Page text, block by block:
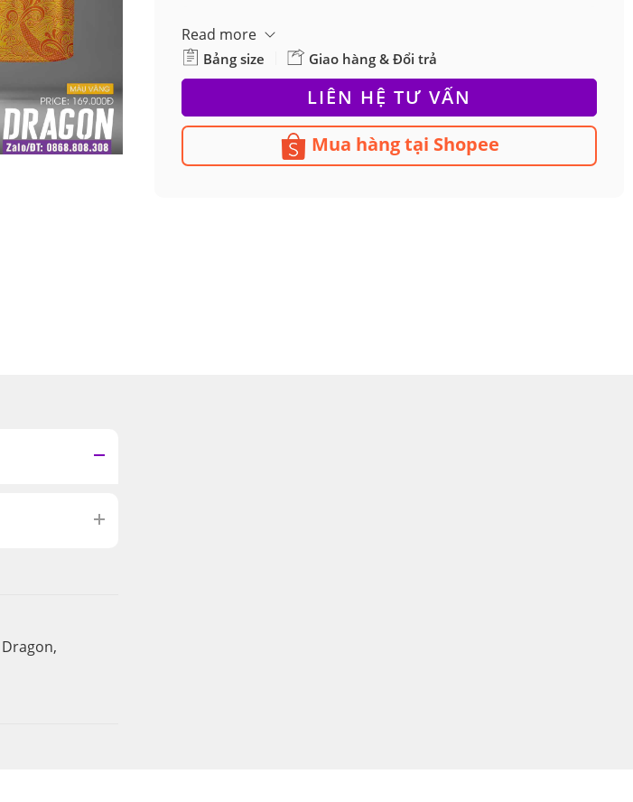
Read more
Bảng size Giao hàng & Đổi trả
LIÊN HỆ TƯ VẤN
Mua hàng tại Shopee
Dragon,